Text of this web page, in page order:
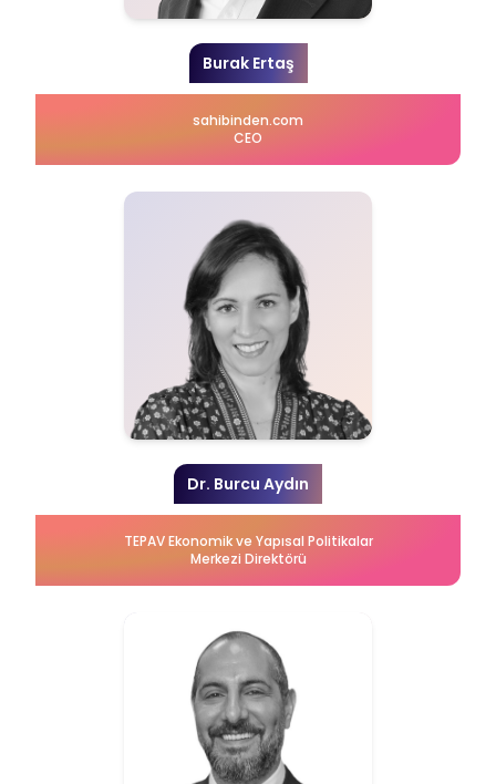
Burak Ertaş
sahibinden.com
CEO
Dr. Burcu Aydın
TEPAV Ekonomik ve Yapısal Politikalar
Merkezi Direktörü